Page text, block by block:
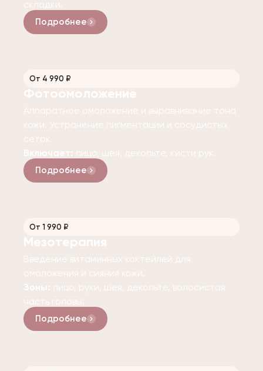
складки.
Подробнее
От 4 990 ₽
Фотоомоложение
Аппаратное омоложение и выравнивание тона
кожи. Устранение пигментации и сосудистых
сеток.
Включает: лицо, шея, декольте, кисти рук.
Подробнее
От 1 990 ₽
Мезотерапия
Введение витаминных коктейлей для
омоложения и сияния кожи.
Зоны: лицо, руки, шея, декольте, волосистая
часть головы.
Подробнее